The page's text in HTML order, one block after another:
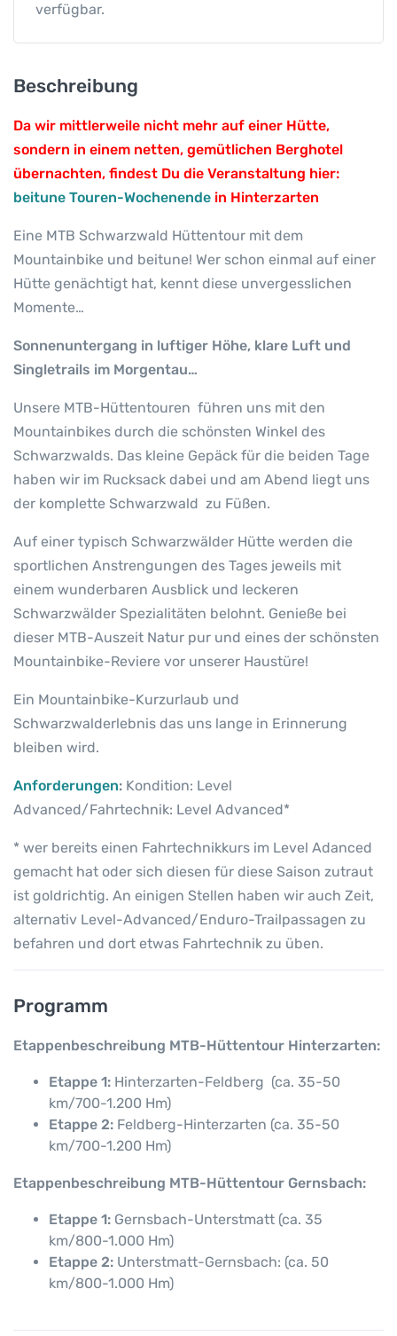
verfügbar.
Beschreibung
Da wir mittlerweile nicht mehr auf einer Hütte,
sondern in einem netten, gemütlichen Berghotel
übernachten, findest Du die Veranstaltung hier:
beitune Touren-Wochenende in Hinterzarten
Eine MTB Schwarzwald Hüttentour mit dem
Mountainbike und beitune! Wer schon einmal auf einer
Hütte genächtigt hat, kennt diese unvergesslichen
Momente…
Sonnenuntergang in luftiger Höhe, klare Luft und
Singletrails im Morgentau…
Unsere MTB-Hüttentouren führen uns mit den
Mountainbikes durch die schönsten Winkel des
Schwarzwalds. Das kleine Gepäck für die beiden Tage
haben wir im Rucksack dabei und am Abend liegt uns
der komplette Schwarzwald zu Füßen.
Auf einer typisch Schwarzwälder Hütte werden die
sportlichen Anstrengungen des Tages jeweils mit
einem wunderbaren Ausblick und leckeren
Schwarzwälder Spezialitäten belohnt. Genieße bei
dieser MTB-Auszeit Natur pur und eines der schönsten
Mountainbike-Reviere vor unserer Haustüre!
Ein Mountainbike-Kurzurlaub und
Schwarzwalderlebnis das uns lange in Erinnerung
bleiben wird.
Anforderungen: Kondition: Level
Advanced/Fahrtechnik: Level Advanced*
* wer bereits einen Fahrtechnikkurs im Level Adanced
gemacht hat oder sich diesen für diese Saison zutraut
ist goldrichtig. An einigen Stellen haben wir auch Zeit,
alternativ Level-Advanced/Enduro-Trailpassagen zu
befahren und dort etwas Fahrtechnik zu üben.
Programm
Etappenbeschreibung MTB-Hüttentour Hinterzarten:
Etappe 1: Hinterzarten-Feldberg (ca. 35-50
km/700-1.200 Hm)
Etappe 2: Feldberg-Hinterzarten (ca. 35-50
km/700-1.200 Hm)
Etappenbeschreibung MTB-Hüttentour Gernsbach:
Etappe 1: Gernsbach-Unterstmatt (ca. 35
km/800-1.000 Hm)
Etappe 2: Unterstmatt-Gernsbach: (ca. 50
km/800-1.000 Hm)